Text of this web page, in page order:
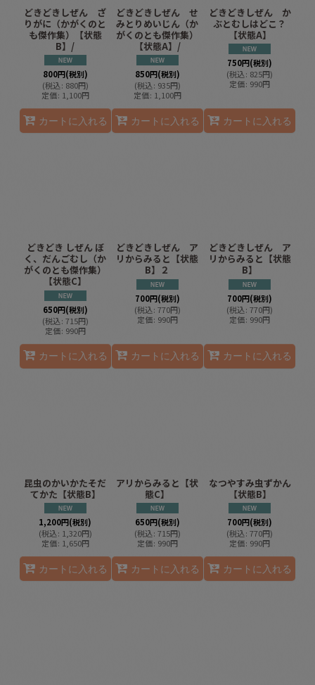
どきどきしぜん ざ
りがに（かがくのと
も傑作集）【状態
B】/
800円(税別)
(税込: 880円)
定価: 1,100円
カートに入れる
どきどきしぜん せ
みとりめいじん（か
がくのとも傑作集）
【状態A】/
850円(税別)
(税込: 935円)
定価: 1,100円
カートに入れる
どきどきしぜん か
ぶとむしはどこ？
【状態A】
750円(税別)
(税込: 825円)
定価: 990円
カートに入れる
どきどき しぜん ぼ
く、だんごむし（か
がくのとも傑作集）
【状態C】
650円(税別)
(税込: 715円)
定価: 990円
カートに入れる
どきどきしぜん ア
リからみると【状態
B】２
700円(税別)
(税込: 770円)
定価: 990円
カートに入れる
どきどきしぜん ア
リからみると【状態
B】
700円(税別)
(税込: 770円)
定価: 990円
カートに入れる
昆虫のかいかたそだ
てかた【状態B】
1,200円(税別)
(税込: 1,320円)
定価: 1,650円
カートに入れる
アリからみると【状
態C】
650円(税別)
(税込: 715円)
定価: 990円
カートに入れる
なつやすみ虫ずかん
【状態B】
700円(税別)
(税込: 770円)
定価: 990円
カートに入れる